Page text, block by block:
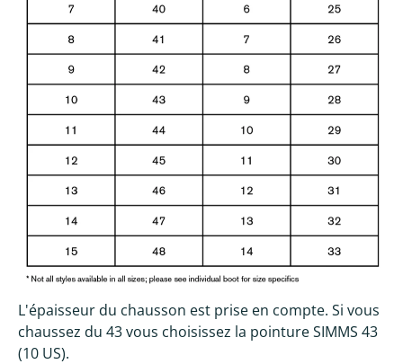
L'épaisseur du chausson est prise en compte. Si vous
chaussez du 43 vous choisissez la pointure SIMMS 43
(10 US).